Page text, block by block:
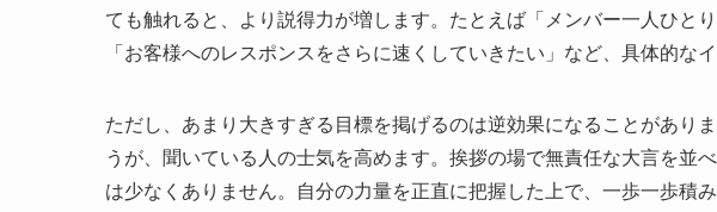
ても触れると、より説得力が増します。たとえば「メンバー一人ひと
「お客様へのレスポンスをさらに速くしていきたい」など、具体的な
ただし、あまり大きすぎる目標を掲げるのは逆効果になることがあり
うが、聞いている人の士気を高めます。挨拶の場で無責任な大言を並
は少なくありません。自分の力量を正直に把握した上で、一歩一歩積